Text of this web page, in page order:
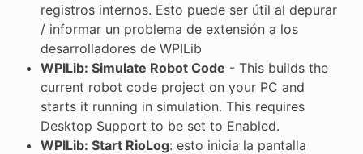
registros internos. Esto puede ser útil al depurar
/ informar un problema de extensión a los
desarrolladores de WPILib
WPILib: Simulate Robot Code - This builds the
current robot code project on your PC and
starts it running in simulation. This requires
Desktop Support to be set to Enabled.
WPILib: Start RioLog: esto inicia la pantalla